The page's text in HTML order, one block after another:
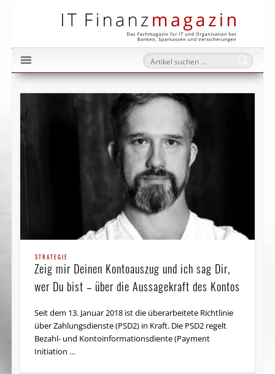
STRATEGIE
Zeig mir Deinen Kontoauszug und ich sag Dir,
wer Du bist – über die Aussagekraft des Kontos
Seit dem 13. Januar 2018 ist die überarbeitete Richtlinie
über Zahlungsdienste (PSD2) in Kraft. Die PSD2 regelt
Bezahl- und Kontoinformationsdiente (Payment
Initiation …